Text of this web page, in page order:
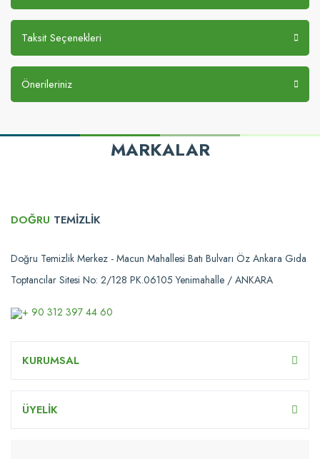
Taksit Seçenekleri
Önerileriniz
MARKALAR
DOĞRU TEMİZLİK
Doğru Temizlik Merkez - Macun Mahallesi Batı Bulvarı Öz Ankara Gıda
Toptancılar Sitesi No: 2/128 PK.06105 Yenimahalle / ANKARA
+ 90 312 397 44 60
KURUMSAL
ÜYELİK